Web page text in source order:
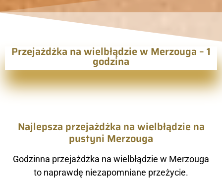
Przejażdżka na wielbłądzie w Merzouga – 1
godzina
Najlepsza przejażdżka na wielbłądzie na
pustyni Merzouga
Godzinna przejażdżka na wielbłądzie w Merzouga
to naprawdę niezapomniane przeżycie.